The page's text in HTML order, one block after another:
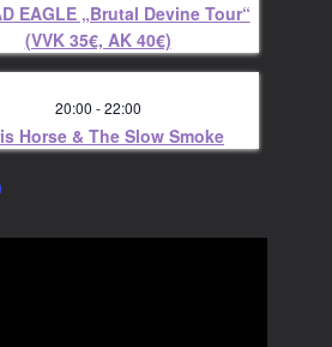
EAGLE „Brutal Devine Tour“
(VVK 35€, AK 40€)
20:00 -22:00
Horse & The Slow Smoke